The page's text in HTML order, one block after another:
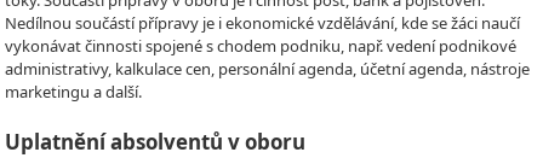
Nedílnou součástí přípravy je i ekonomické vzdělávání, kde se žáci naučí
vykonávat činnosti spojené s chodem podniku, např. vedení podnikové
administrativy, kalkulace cen, personální agenda, účetní agenda, nástroje
marketingu a další.
Uplatnění absolventů v oboru